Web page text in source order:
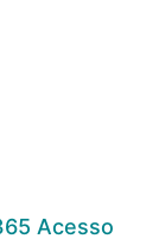
Acesso